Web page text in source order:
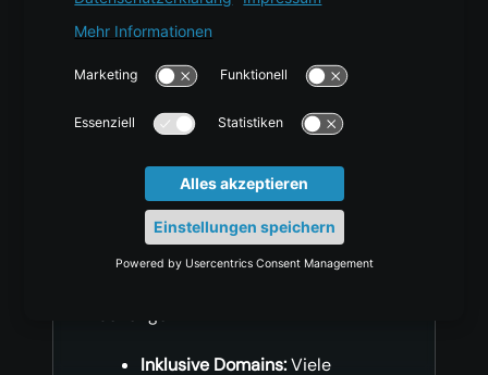
bereits im Paket enthalten.
Umfassende Funktionen
für Ihre Anwendung
Inklusive Domains:Viele